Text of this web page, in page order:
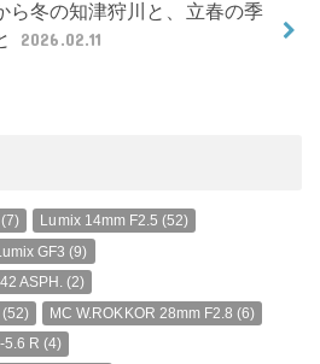
ら冬の知津狩川と、立春の季
2026.02.11
(7) Lumix 14mm F2.5 (52)
GF3 (9)
ASPH. (2)
MC W.ROKKOR 28mm F2.8 (6)
5.6 R (4)